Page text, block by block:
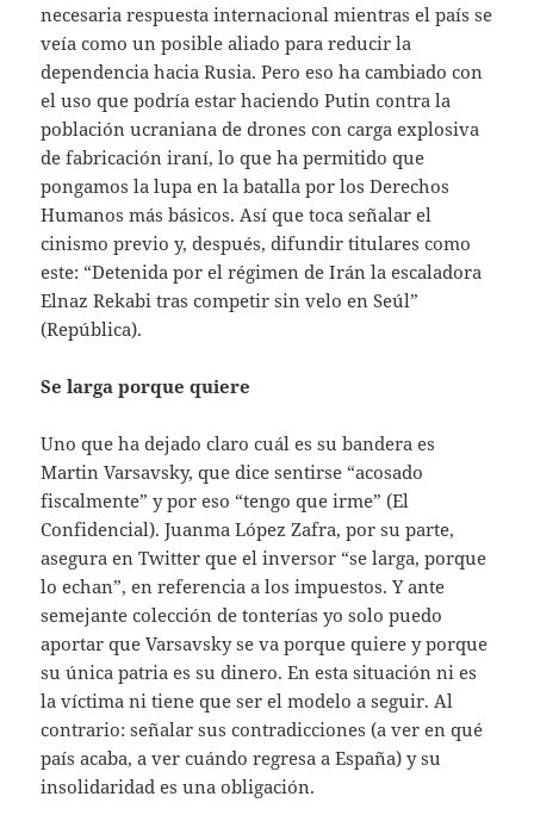
necesaria respuesta internacional mientras el país se
veía como un posible aliado para reducir la
dependencia hacia Rusia. Pero eso ha cambiado con
el uso que podría estar haciendo Putin contra la
población ucraniana de drones con carga explosiva
de fabricación iraní, lo que ha permitido que
pongamos la lupa en la batalla por los Derechos
Humanos más básicos. Así que toca señalar el
cinismo previo y, después, difundir titulares como
este: “Detenida por el régimen de Irán la escaladora
Elnaz Rekabi tras competir sin velo en Seúl”
(República).
Se larga porque quiere
Uno que ha dejado claro cuál es su bandera es
Martin Varsavsky, que dice sentirse “acosado
fiscalmente” y por eso “tengo que irme” (El
Confidencial). Juanma López Zafra, por su parte,
asegura en Twitter que el inversor “se larga, porque
lo echan”, en referencia a los impuestos. Y ante
semejante colección de tonterías yo solo puedo
aportar que Varsavsky se va porque quiere y porque
su única patria es su dinero. En esta situación ni es
la víctima ni tiene que ser el modelo a seguir. Al
contrario: señalar sus contradicciones (a ver en qué
país acaba, a ver cuándo regresa a España) y su
insolidaridad es una obligación.